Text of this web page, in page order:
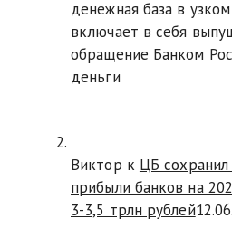
денежная база в
включает в себя
обращение Банком
деньги
Виктор к ЦБ сохранил
прибыли банков на
3-3,5 трлн рублей